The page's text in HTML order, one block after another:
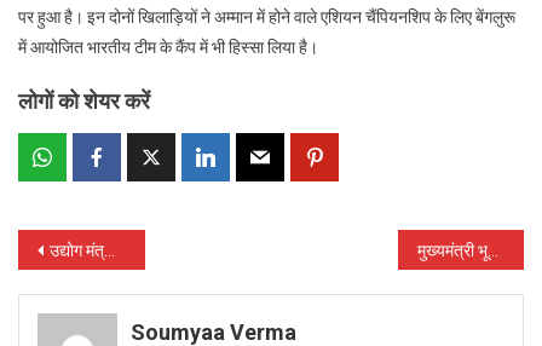
पर हुआ है। इन दोनों खिलाड़ियों ने अम्मान में होने वाले एशियन चैंपियनशिप के लिए बेंगलुरू
में आयोजित भारतीय टीम के कैंप में भी हिस्सा लिया है।
लोगों को शेयर करें
Post
navigation
उद्योग मंत्री कवासी लखमा छत्तीसगढ़ के हैंडीक्राफ्ट ऑयटम्स के एक्सपोर्ट को लेकर इंडोनेशिया के हस्तशिल्पियों और वितरकों से की चर्चा मुख्यमंत्री भूपेश बघेल के निर्देश पर प्रदेश में ‘नरवा मिशन’ गठित
Soumyaa Verma